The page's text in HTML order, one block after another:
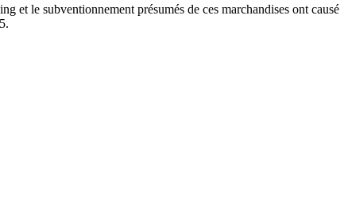
et le subventionnement présumés de ces marchandises ont causé
2025.